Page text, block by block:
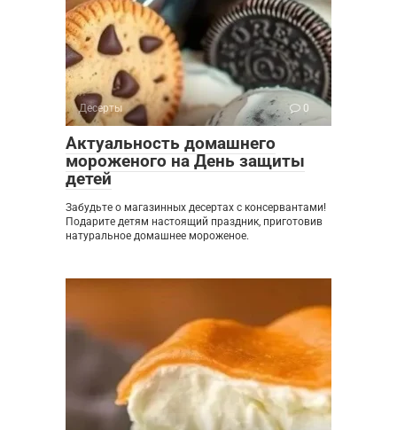
Десерты 0
Актуальность домашнего
мороженого на День защиты
детей
Забудьте о магазинных десертах с консервантами!
Подарите детям настоящий праздник, приготовив
натуральное домашнее мороженое.